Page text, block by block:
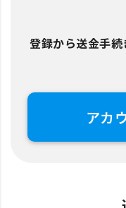
登録から送金手
アカ